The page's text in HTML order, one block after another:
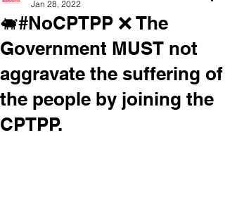
🐖#NoCPTPP ❌ The
Government MUST not
aggravate the suffering of
the people by joining the
CPTPP.
Jan 28, 2022